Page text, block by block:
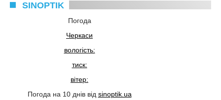
SINOPTIK
Погода
Черкаси
вологість:
тиск:
вітер:
Погода на 10 днів від sinoptik.ua